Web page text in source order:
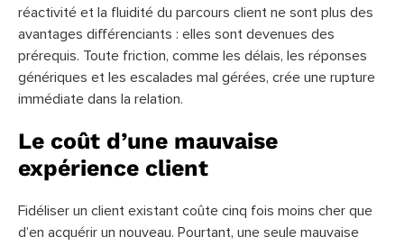
réactivité et la fluidité du parcours client ne sont plus des
avantages différenciants : elles sont devenues des
prérequis. Toute friction, comme les délais, les réponses
génériques et les escalades mal gérées, crée une rupture
immédiate dans la relation.
Le coût d’une mauvaise
expérience client
Fidéliser un client existant coûte cinq fois moins cher que
d’en acquérir un nouveau. Pourtant, une seule mauvaise